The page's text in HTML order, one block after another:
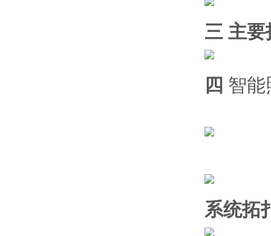
三 主
四 智能
系统拓